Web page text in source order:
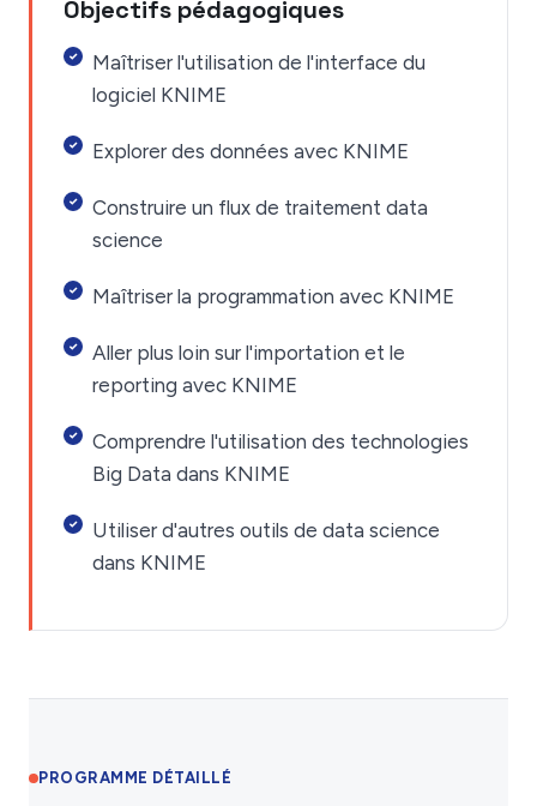
Objectifs pédagogiques
Maîtriser l'utilisation de l'interface du
logiciel KNIME
Explorer des données avec KNIME
Construire un flux de traitement data
science
Maîtriser la programmation avec KNIME
Aller plus loin sur l'importation et le
reporting avec KNIME
Comprendre l'utilisation des technologies
Big Data dans KNIME
Utiliser d'autres outils de data science
dans KNIME
PROGRAMME DÉTAILLÉ